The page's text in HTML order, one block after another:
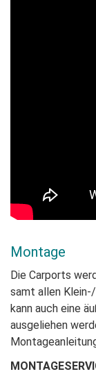
Montage
Die Carports
samt allen
kann auch eine
ausgeliehen